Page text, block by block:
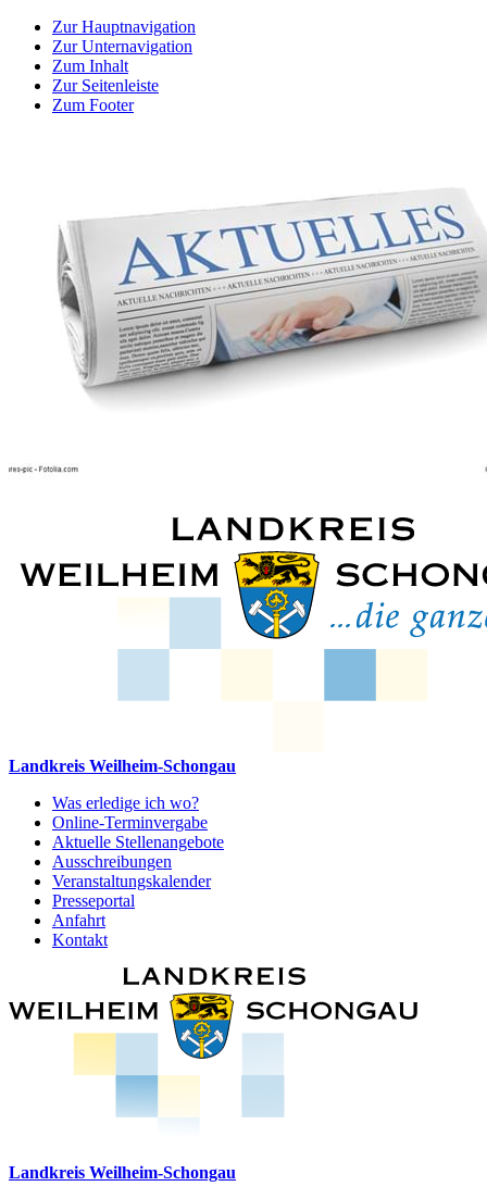
Zur Hauptnavigation
Zur Unternavigation
Zum Inhalt
Zur Seitenleiste
Zum Footer
Landkreis Weilheim-Schongau
Was erledige ich wo?
Online-Terminvergabe
Aktuelle Stellenangebote
Ausschreibungen
Veranstaltungskalender
Presseportal
Anfahrt
Kontakt
Landkreis Weilheim-Schongau